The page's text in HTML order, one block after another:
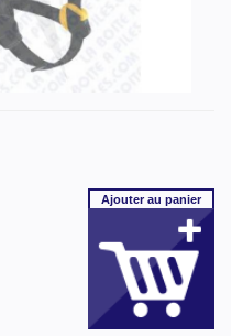
Ajouterau panier